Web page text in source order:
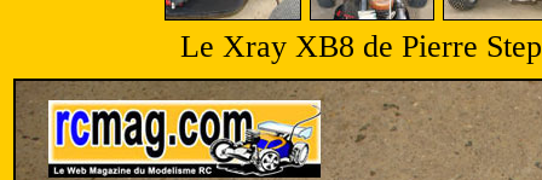
Le Xray XB8 de Pierre